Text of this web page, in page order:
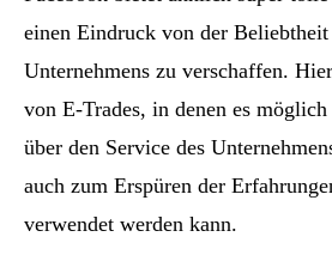
einen Eindruck von der
Unternehmens zu verschaffen.
von E-Trades, in denen es
über den Service des
auch zum Erspüren der
verwendet werden kann.